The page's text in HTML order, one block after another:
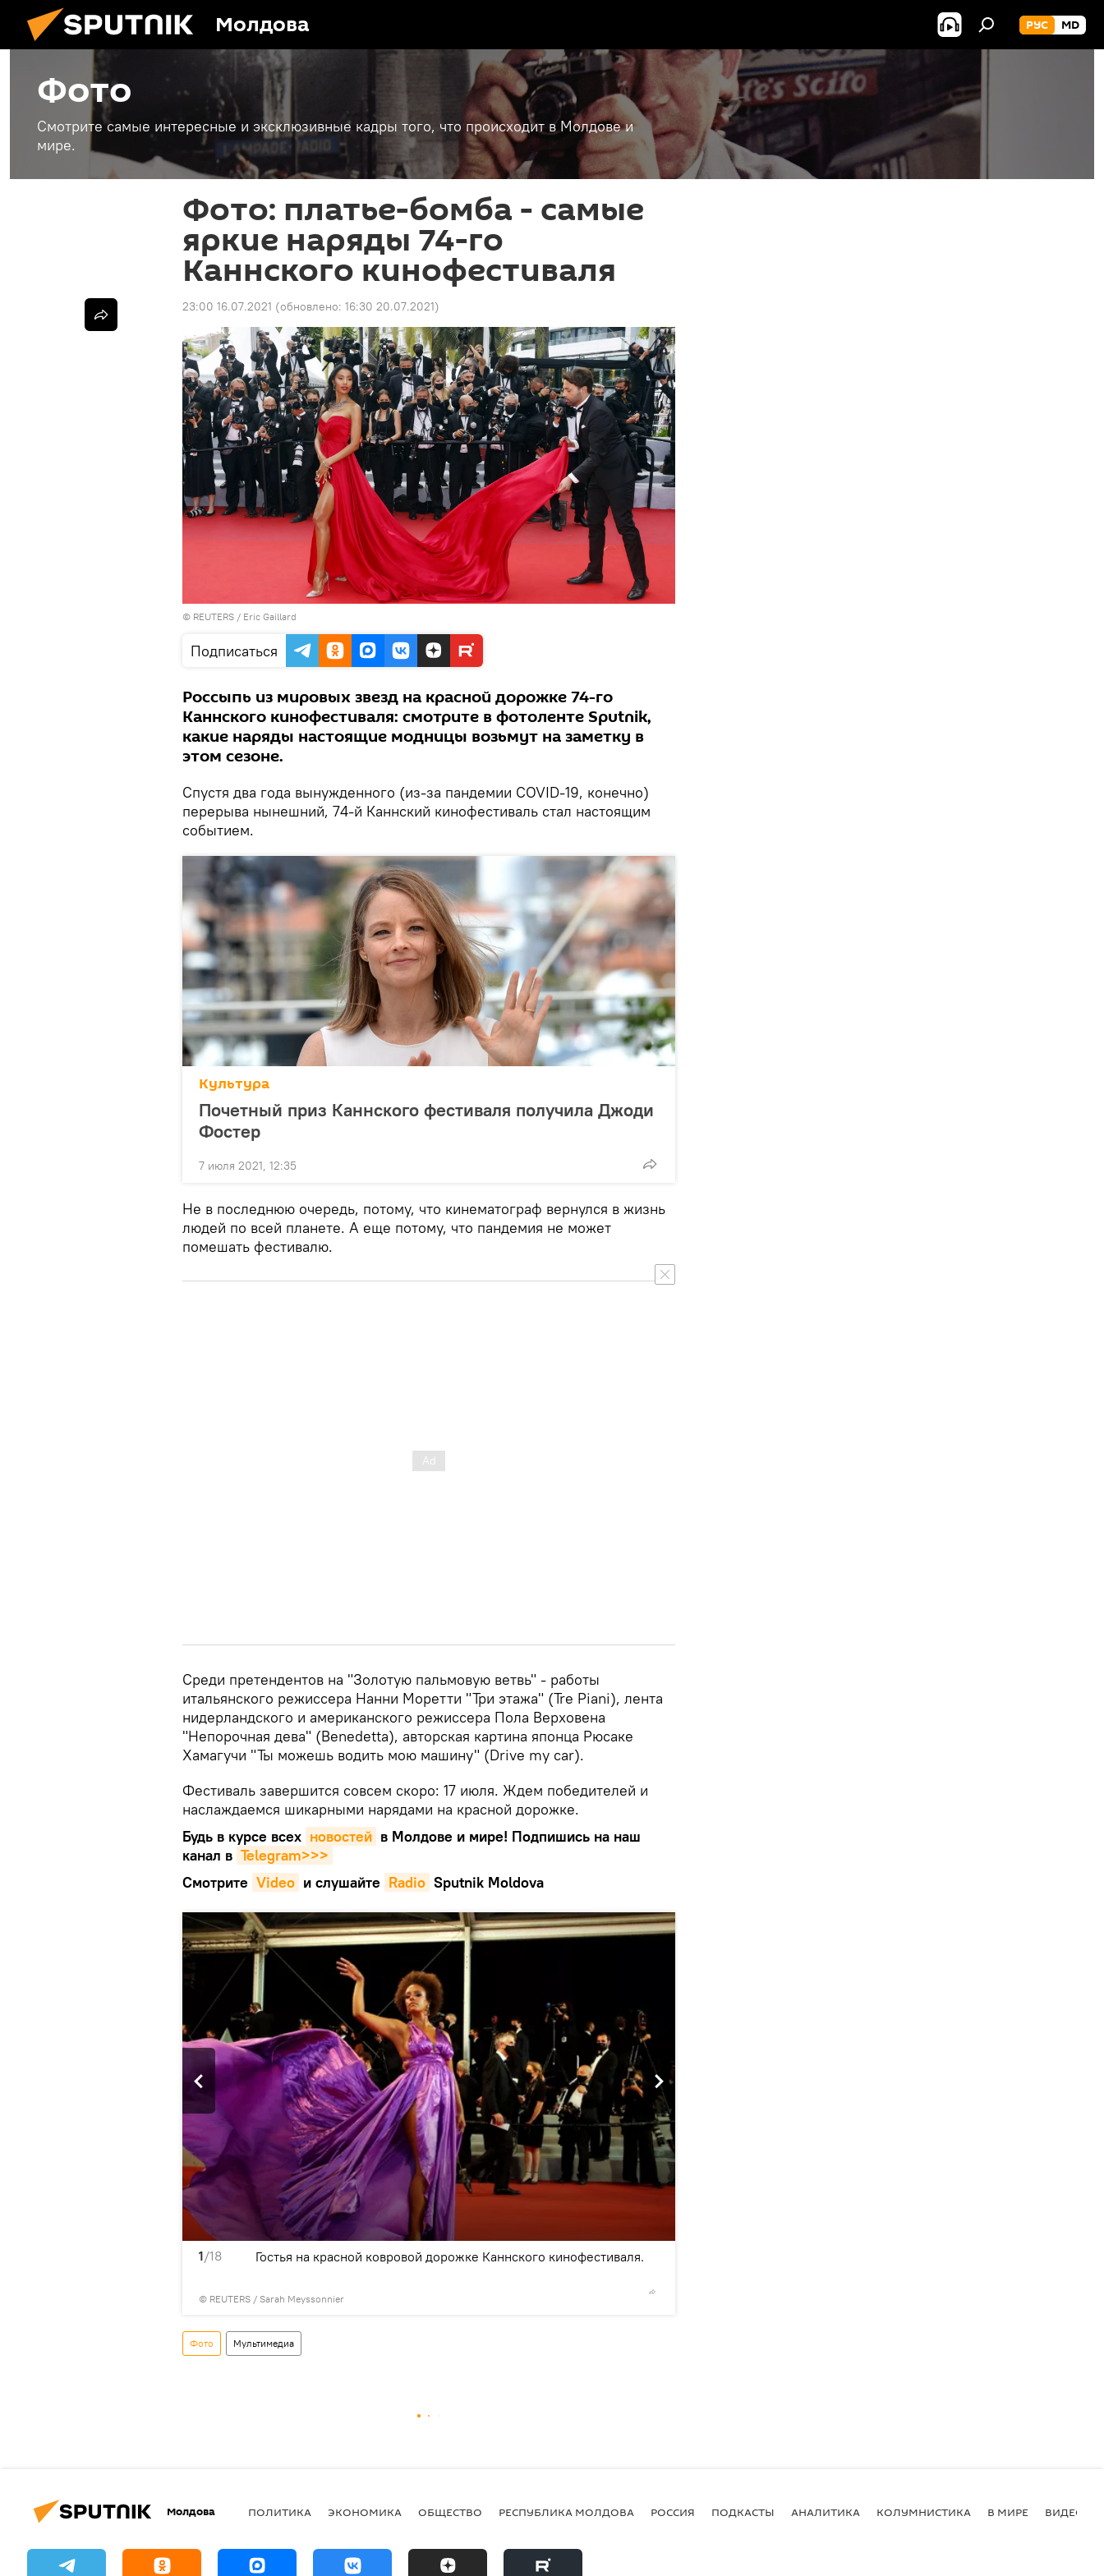
Молдова РУС MD
Фото
Смотрите самые интересные и эксклюзивные кадры того, что происходит в Молдове и
мире.
Фото: платье-бомба - самые
яркие наряды 74-го
Каннского кинофестиваля
23:00 16.07.2021 (обновлено: 16:30 20.07.2021)
© REUTERS / Eric Gaillard
Подписаться
Россыпь из мировых звезд на красной дорожке 74-го
Каннского кинофестиваля: смотрите в фотоленте Sputnik,
какие наряды настоящие модницы возьмут на заметку в
этом сезоне.
Спустя два года вынужденного (из-за пандемии COVID-19, конечно)
перерыва нынешний, 74-й Каннский кинофестиваль стал настоящим
событием.
Культура
Почетный приз Каннского фестиваля получила Джоди
Фостер
7 июля 2021, 12:35
Не в последнюю очередь, потому, что кинематограф вернулся в жизнь
людей по всей планете. А еще потому, что пандемия не может
помешать фестивалю.
Среди претендентов на "Золотую пальмовую ветвь" - работы
итальянского режиссера Нанни Моретти "Три этажа" (Tre Piani), лента
нидерландского и американского режиссера Пола Верховена
"Непорочная дева" (Benedetta), авторская картина японца Рюсаке
Хамагучи "Ты можешь водить мою машину" (Drive my car).
Фестиваль завершится совсем скоро: 17 июля. Ждем победителей и
наслаждаемся шикарными нарядами на красной дорожке.
Будь в курсе всех новостей в Молдове и мире! Подпишись на наш
канал в Telegram>>>
Смотрите Video и слушайте Radio Sputnik Moldova
1/18
© REUTERS / Sarah Meyssonnier
Гостья на красной ковровой дорожке Каннского кинофестиваля.
Фото Мультимедиа
Молдова ПОЛИТИКА ЭКОНОМИКА ОБЩЕСТВО РЕСПУБЛИКА МОЛДОВА РОССИЯ ПОДКАСТЫ АНАЛИТИКА КОЛУМНИСТИКА В МИРЕ ВИДЕО